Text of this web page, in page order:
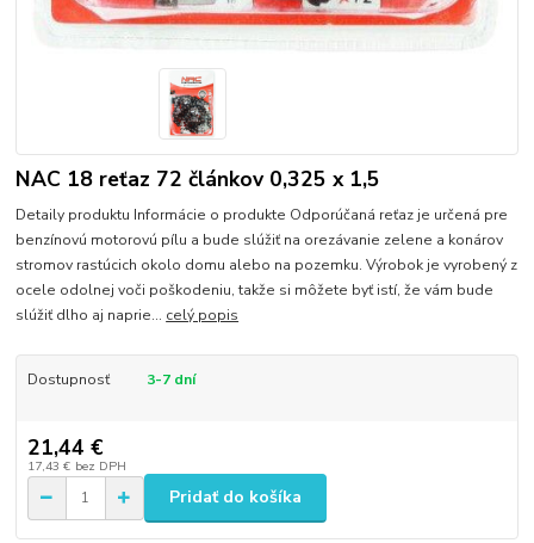
NAC 18 reťaz 72 článkov 0,325 x 1,5
Detaily produktu Informácie o produkte Odporúčaná reťaz je určená pre
benzínovú motorovú pílu a bude slúžiť na orezávanie zelene a konárov
stromov rastúcich okolo domu alebo na pozemku. Výrobok je vyrobený z
ocele odolnej voči poškodeniu, takže si môžete byť istí, že vám bude
slúžiť dlho aj naprie... celý popis
Dostupnosť 3-7 dní
21,44 €
17,43 € bez DPH
Pridať do košíka